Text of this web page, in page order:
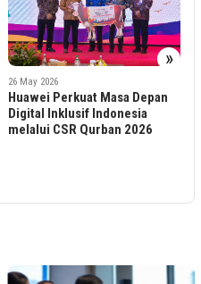
»
Masa Depan
2026
13 May 2026
PTPP Dukung
Pemerintah